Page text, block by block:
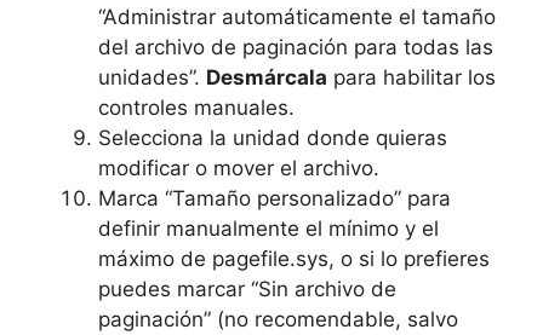
“Administrar automáticamente el tamaño
del archivo de paginación para todas las
unidades”. Desmárcala para habilitar los
controles manuales.
Selecciona la unidad donde quieras
modificar o mover el archivo.
Marca “Tamaño personalizado” para
definir manualmente el mínimo y el
máximo de pagefile.sys, o si lo prefieres
puedes marcar “Sin archivo de
paginación” (no recomendable, salvo